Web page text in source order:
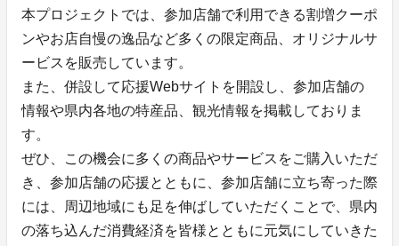
本プロジェクトでは、参加店舗で利用できる割増クーポ
ンやお店自慢の逸品など多くの限定商品、オリジナルサ
ービスを販売しています。
また、併設して応援Webサイトを開設し、参加店舗の
情報や県内各地の特産品、観光情報を掲載しておりま
す。
ぜひ、この機会に多くの商品やサービスをご購入いただ
き、参加店舗の応援とともに、参加店舗に立ち寄った際
には、周辺地域にも足を伸ばしていただくことで、県内
の落ち込んだ消費経済を皆様とともに元気にしていきた